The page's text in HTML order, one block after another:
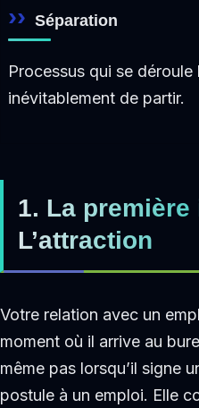
Séparation
Processus qui se
inévitablement de partir.
1. La
L’attraction
Votre relation avec un
moment où il arrive au
même pas lorsqu’il signe
postule à un emploi. Elle